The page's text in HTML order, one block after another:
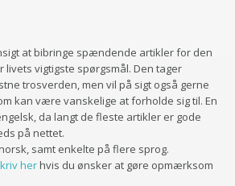
at bibringe spændende artikler for den
livets vigtigste spørgsmål. Den tager
trosverden, men vil på sigt også gerne
kan være vanskelige at forholde sig til. En
da langt de fleste artikler er gode
på nettet.
samt enkelte på flere sprog.
herhvis du ønsker at gøre opmærksom